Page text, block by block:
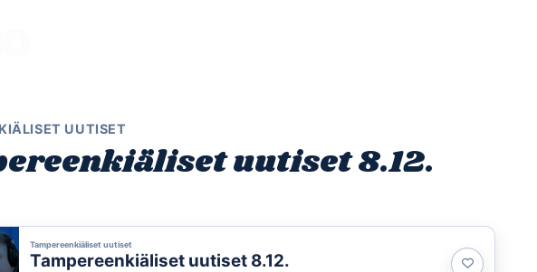
UUTISET
uutiset 8.12.
Tampereenkiäliset uutiset
Tampereenkiäliset uutiset 8.12.